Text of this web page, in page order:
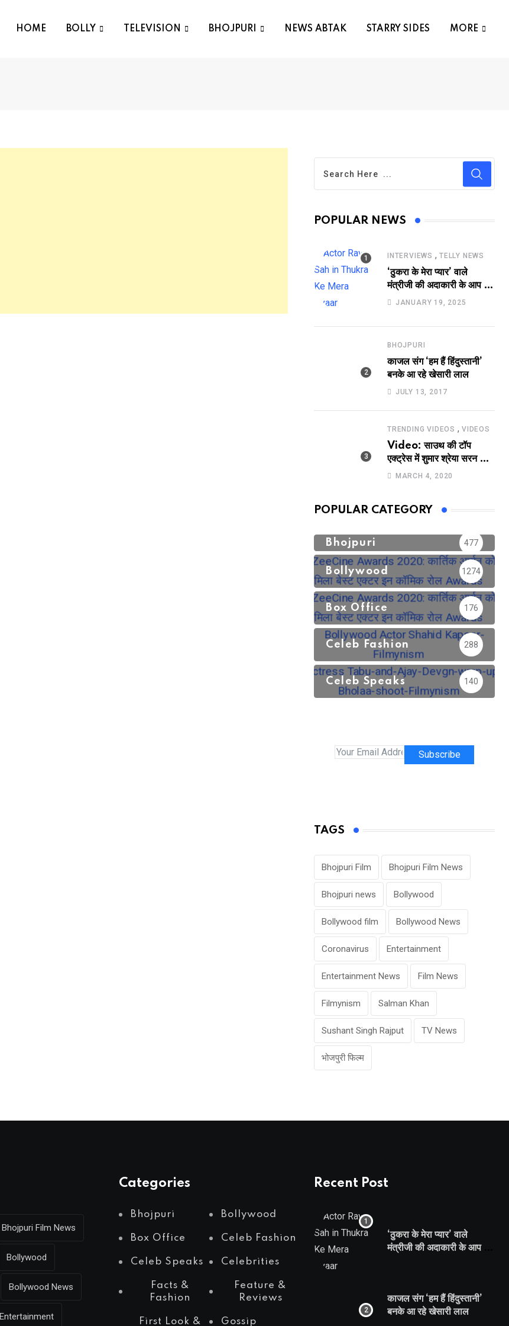
HOME BOLLY TELEVISION BHOJPURI NEWS ABTAK STARRY SIDES MORE
POPULAR NEWS
INTERVIEWS , TELLY NEWS
‘ठुकरा के मेरा प्यार’ वाले
मंत्रीजी की अदाकारी के आप भी
हो जाएंगे फैन, यकीं न हो तो
भूमिका
JANUARY 19, 2025
BHOJPURI
काजल संग ‘हम हैं हिंदुस्तानी’
बनके आ रहे खेसारी लाल
JULY 13, 2017
TRENDING VIDEOS , VIDEOS
Video: साउथ की टॉप
एक्ट्रेस में शुमार श्रेया सरन का
सेक्सी लिपलॉक
MARCH 4, 2020
POPULAR CATEGORY
Bhojpuri 477
Bollywood 1274
Box Office 176
Celeb Fashion 288
Celeb Speaks 140
Subscribe
TAGS
Bhojpuri Film Bhojpuri Film News
Bhojpuri news Bollywood
Bollywood film Bollywood News
Coronavirus Entertainment
Entertainment News Film News
Filmynism Salman Khan
Sushant Singh Rajput TV News
भोजपुरी फिल्म
Bhojpuri Film News
Bollywood
Bollywood News
Entertainment
Categories
Bhojpuri Bollywood
Box Office Celeb Fashion
Celeb Speaks Celebrities
Facts &
Fashion
Feature &
Reviews
First Look & Gossip
Recent Post
‘ठुकरा के मेरा प्यार’ वाले
मंत्रीजी की अदाकारी के आप भी
काजल संग ‘हम हैं हिंदुस्तानी’
बनके आ रहे खेसारी लाल